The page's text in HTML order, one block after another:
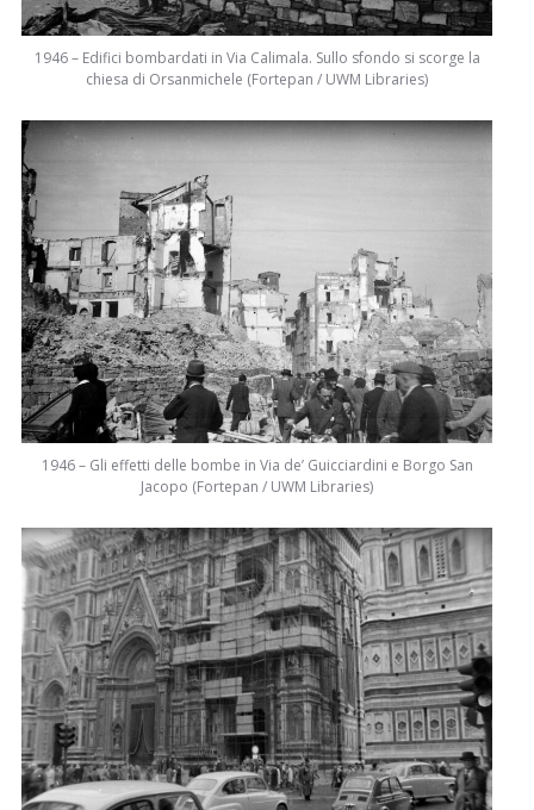
1946 – Edifici bombardati in Via Calimala. Sullo sfondo si scorge la
chiesa di Orsanmichele (Fortepan / UWM Libraries)
1946 – Gli effetti delle bombe in Via de’ Guicciardini e Borgo San
Jacopo (Fortepan / UWM Libraries)